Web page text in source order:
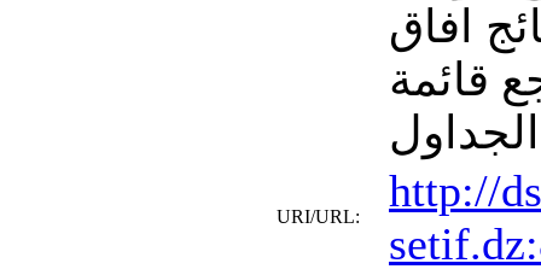
افاق
قائمة
URI/URL:
http://